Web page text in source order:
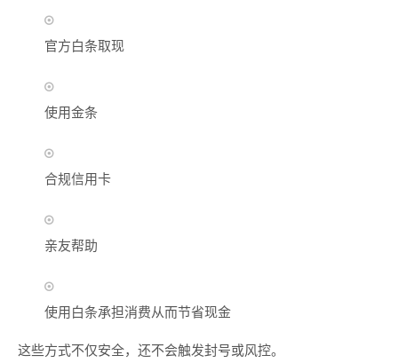
官方白条取现
使用金条
合规信用卡
亲友帮助
使用白条承担消费从而节省现金
这些方式不仅安全，还不会触发封号或风控。